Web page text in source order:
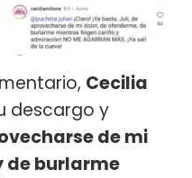
Cecilia
descargo y
de mi
de burlarme